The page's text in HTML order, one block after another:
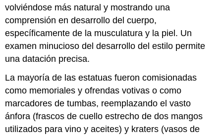
volviéndose más natural y mostrando una
comprensión en desarrollo del cuerpo,
específicamente de la musculatura y la piel. Un
examen minucioso del desarrollo del estilo permite
una datación precisa.
La mayoría de las estatuas fueron comisionadas
como memoriales y ofrendas votivas o como
marcadores de tumbas, reemplazando el vasto
ánfora (frascos de cuello estrecho de dos mangos
utilizados para vino y aceites) y kraters (vasos de